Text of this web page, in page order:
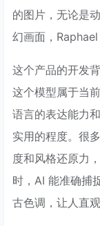
的图片，无论是
幻画面，Raphael
这个产品的开发
这个模型属于当
语言的表达能力
实用的程度。很
度和风格还原力
时，AI 能准确捕
古色调，让人直